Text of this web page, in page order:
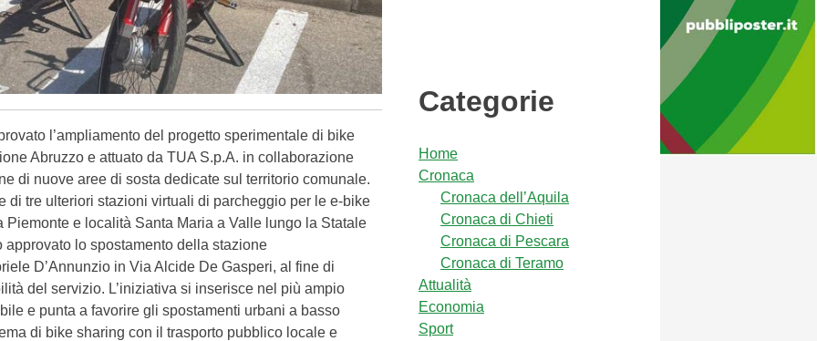
l’ampliamento del progetto sperimentale di bike
Abruzzo e attuato da TUA S.p.A. in collaborazione
di nuove aree di sosta dedicate sul territorio comunale.
di tre ulteriori stazioni virtuali di parcheggio per le e-bike
e località Santa Maria a Valle lungo la Statale
lo spostamento della stazione
D’Annunzio in Via Alcide De Gasperi, al fine di
del servizio. L’iniziativa si inserisce nel più ampio
e punta a favorire gli spostamenti urbani a basso
di bike sharing con il trasporto pubblico locale e
Categorie
Home
Cronaca
Cronaca dell’Aquila
Cronaca di Chieti
Cronaca di Pescara
Cronaca di Teramo
Attualità
Economia
Sport